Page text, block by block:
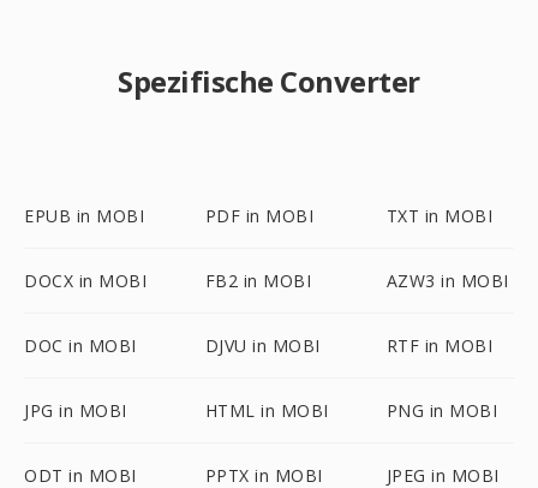
Spezifische Converter
EPUB in MOBI PDF in MOBI TXT in MOBI
DOCX in MOBI FB2 in MOBI AZW3 in MOBI
DOC in MOBI DJVU in MOBI RTF in MOBI
JPG in MOBI HTML in MOBI PNG in MOBI
ODT in MOBI PPTX in MOBI JPEG in MOBI